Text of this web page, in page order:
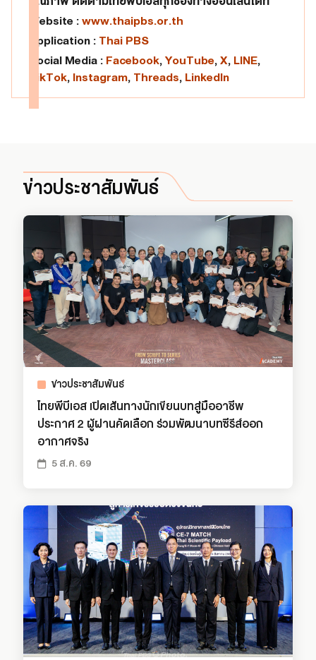
Website : www.thaipbs.or.th
Application : Thai PBS
Social Media : Facebook, YouTube, X, LINE,
TikTok, Instagram, Threads, LinkedIn
ข่าวประชาสัมพันธ์
ข่าวประชาสัมพันธ์
ไทยพีบีเอส เปิดเส้นทางนักเขียนบทสู่มืออาชีพ
ประกาศ 2 ผู้ผ่านคัดเลือก ร่วมพัฒนาบทซีรีส์ออก
อากาศจริง
5 ส.ค. 69